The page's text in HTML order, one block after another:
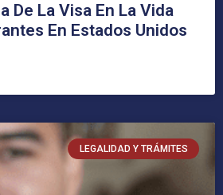
De La Visa En La Vida
En Estados Unidos
LEGALIDAD Y TRÁMITES